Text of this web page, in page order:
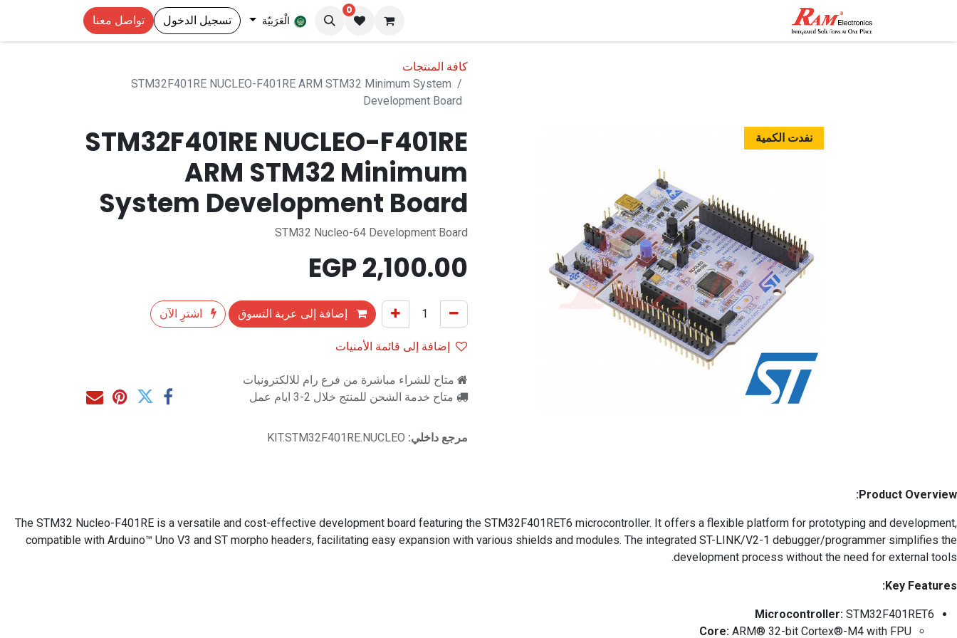
0
الْعَرَبيّة تسجيل الدخول تواصل معنا
كافة المنتجات
STM32F401RE NUCLEO-F401RE ARM STM32 Minimum System
Development Board
نفدت الكمية
STM32F401RE NUCLEO-F401RE
ARM STM32 Minimum
System Development Board
STM32 Nucleo-64 Development Board
2,100.00
إضافة إلى عربة التسوق
اشترِ الآن
إضافة إلى قائمة الأمنيات
متاح للشراء مباشرة من فرع رام للالكترونيات
متاح خدمة الشحن للمنتج خلال 2-3 ايام عمل
مرجع داخلي: KIT.STM32F401RE.NUCLEO
Product Overview:
The STM32 Nucleo-F401RE is a versatile and cost-effective development board featuring the STM32F401RET6 microcontroller. It offers a flexible platform for prototyping and development,
compatible with Arduino™ Uno V3 and ST morpho headers, facilitating easy expansion with various shields and modules. The integrated ST-LINK/V2-1 debugger/programmer simplifies the
development process without the need for external tools.
Key Features:
Microcontroller: STM32F401RET6
Core: ARM® 32-bit Cortex®-M4 with FPU